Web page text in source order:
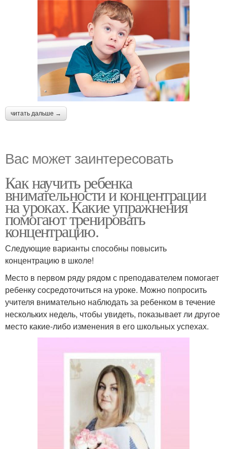
читать дальше →
Вас может заинтересовать
Как научить ребенка
внимательности и концентрации
на уроках. Какие упражнения
помогают тренировать
концентрацию.
Следующие варианты способны повысить
концентрацию в школе!
Место в первом ряду рядом с преподавателем помогает
ребенку сосредоточиться на уроке. Можно попросить
учителя внимательно наблюдать за ребенком в течение
нескольких недель, чтобы увидеть, показывает ли другое
место какие-либо изменения в его школьных успехах.